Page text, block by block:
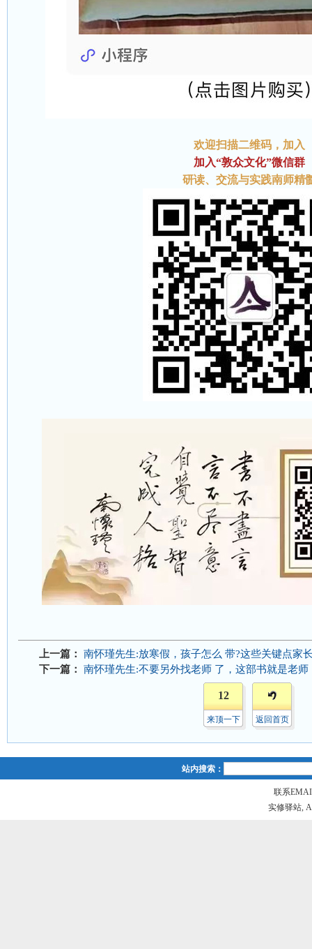
欢迎扫描二维码 ，加入
加入“敦众文化”微信群
研读、交流与实践南师精
上一篇：
南怀瑾先生:放寒假，孩子怎么 带?这些关键点家
下一篇：
南怀瑾先生:不要另外找老师 了，这部书就是老
12
来顶一下 返回首页
站内搜索：
联系
实修驿站,